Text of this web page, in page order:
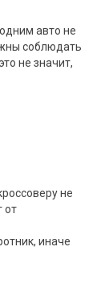
авто не
соблюдать
не значит,
не
от
иначе